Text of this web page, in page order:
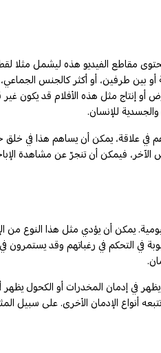
مقاطع الفيديو هذه ليشمل مثلا
بين طرفين، أو أكثر كالجنس الجماعي،
أو إنتاج مثل هذه الأفلام قد يكون
للإنسان.
في علاقة، يمكن أن يساهم هذا في خلق
فيمكن أن تنجرّ عن مشاهدة
يمكن أن يؤدي مثل هذا النوع من
في التحكم في رغباتهم وقد يستمرون
في إدمان المخدرات أو الكحول
تتبعه أنواع الإدمان الأخرى. على